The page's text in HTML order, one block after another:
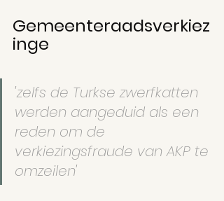
Gemeenteraadsverkiez
inge
'zelfs de Turkse zwerfkatten
werden aangeduid als een
reden om de
verkiezingsfraude van AKP te
omzeilen'